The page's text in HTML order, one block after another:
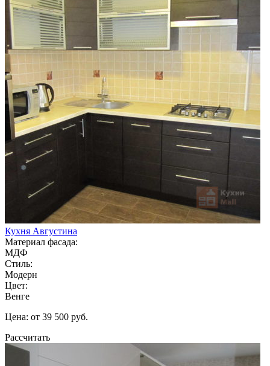
Кухня Августина
Материал фасада:
МДФ
Стиль:
Модерн
Цвет:
Венге
Цена: от 39 500 руб.
Рассчитать